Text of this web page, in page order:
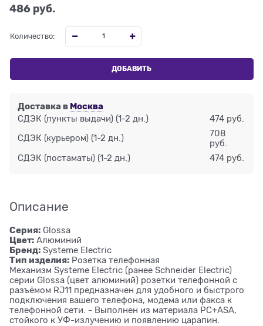
486 руб.
Количество:
ДОБАВИТЬ
Доставка в Москва
СДЭК (пункты выдачи) (1-2 дн.) 474 руб.
СДЭК (курьером) (1-2 дн.)
708
руб.
СДЭК (постаматы) (1-2 дн.) 474 руб.
Описание
Серия: Glossa
Цвет: Алюминий
Бренд: Systeme Electric
Тип изделия: Розетка телефонная
Механизм Systeme Electric (ранее Schneider Electric)
серии Glossa (цвет алюминий) розетки телефонной с
разъёмом RJ11 предназначен для удобного и быстрого
подключения вашего телефона, модема или факса к
телефонной сети. - Выполнен из материала PС+ASA,
стойкого к УФ-излучению и появлению царапин.